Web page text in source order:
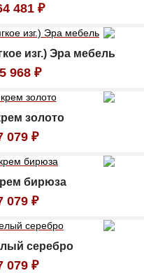
481 ₽
изг.) Эра мебель
968 ₽
золото
079 ₽
бирюза
079 ₽
серебро
079 ₽